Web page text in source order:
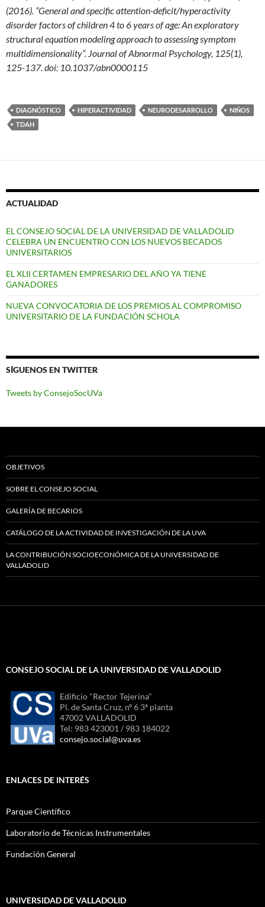
(2016). “General and specific attention-deficit/hyperactivity
disorder factors of children 4 to 6 years of age: An exploratory
structural equation modeling approach to assessing symptom
multidimensionality”. Journal of Abnormal Psychology, 125(1),
125-137. doi: 10.1037/abn0000115
DIAGNÓSTICO HIPERACTIVIDAD NEURODESARROLLO
NIÑOS
TDAH
ACTUALIDAD
EL CONSEJO SOCIAL DE LA UNIVERSIDAD DE VALLADOLID
CELEBRA UN ENCUENTRO CON LOS NUEVOS BECADOS
UNIVERSITARIOS
EL XLII CERTAMEN EMPRESARIO DEL AÑO YA TIENE
GANADORES
NUEVA CONVOCATORIA DE LOS PREMIOS AL COMPROMISO
UNIVERSITARIO DE LA FUNDACIÓN SCHOLA
SÍGUENOS EN TWITTER
Tweets by ConsejoSocUVa
OBJETIVOS
SOBRE EL CONSEJO SOCIAL
GALERÍA DE BECARIOS
CATÁLOGO DE LA ACTIVIDAD DE INVESTIGACIÓN DE LA UVA
LA CONTRIBUCIÓN SOCIOECONÓMICA DE LA UNIVERSIDAD DE
VALLADOLID
CONSEJO SOCIAL DE LA UNIVERSIDAD DE VALLADOLID
Edificio "Rector Tejerina"
Pl. de Santa Cruz, nº 6 3ª planta
47002 VALLADOLID
Tel: 983 423001 / 983 184022
consejo.social@uva.es
ENLACES DE INTERÉS
Parque Científico
Laboratorio de Técnicas Instrumentales
Fundación General
UNIVERSIDAD DE VALLADOLID